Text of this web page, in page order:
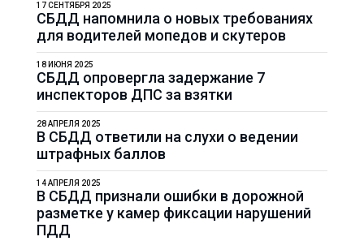
СБДД напомнила о новых требованиях
для водителей мопедов и скутеров
17 СЕНТЯБРЯ 2025
СБДД опровергла задержание 7
инспекторов ДПС за взятки
18 ИЮНЯ 2025
В СБДД ответили на слухи о ведении
штрафных баллов
28 АПРЕЛЯ 2025
В СБДД признали ошибки в дорожной
разметке у камер фиксации нарушений
ПДД
14 АПРЕЛЯ 2025